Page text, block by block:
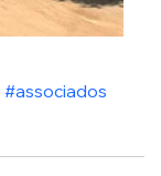
#associados